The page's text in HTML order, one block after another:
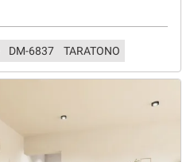
DM-6837 TARATONO